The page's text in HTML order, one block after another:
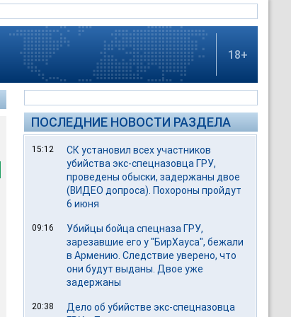
18+
ПОСЛЕДНИЕ НОВОСТИ РАЗДЕЛА
15:12
СК установил всех участников
убийства экс-спецназовца ГРУ,
проведены обыски, задержаны двое
(ВИДЕО допроса). Похороны пройдут
6 июня
09:16
Убийцы бойца спецназа ГРУ,
зарезавшие его у "БирХауса", бежали
в Армению. Следствие уверено, что
они будут выданы. Двое уже
задержаны
20:38
Дело об убийстве экс-спецназовца